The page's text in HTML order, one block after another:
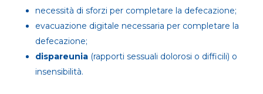
necessità di sforzi per completare la defecazione;
evacuazione digitale necessaria per completare la
defecazione;
dispareunia (rapporti sessuali dolorosi o difficili) o
insensibilità.